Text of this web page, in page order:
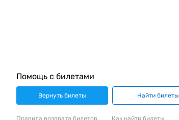
Помощь с билетами
Вернуть билеты Найти билеты
Правила возврата билетов Как найти билеты